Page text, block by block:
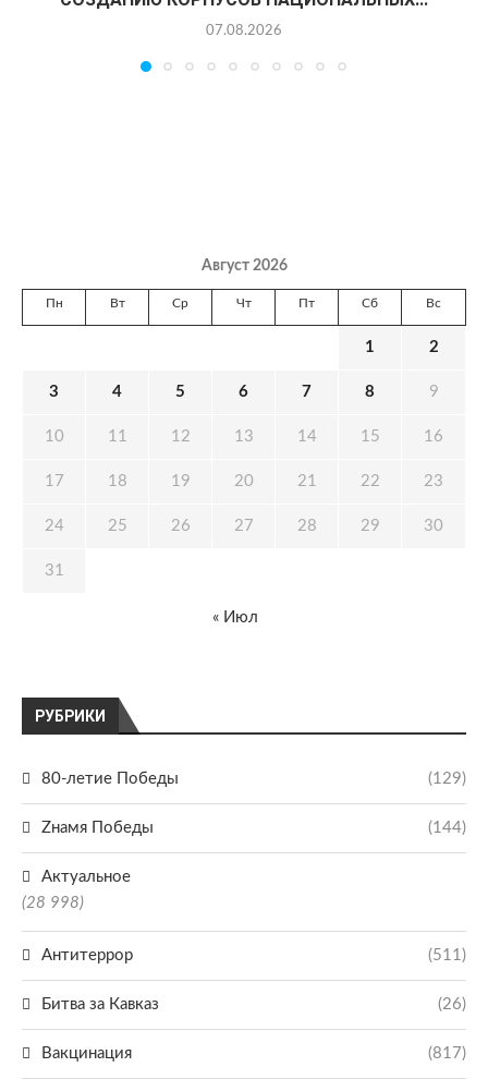
07.08.2026
РУБРИКИ
80-летие Победы (129)
Zнамя Победы (144)
Актуальное
(28 998)
Антитеррор (511)
Битва за Кавказ (26)
Вакцинация (817)
Август 2026
Пн Вт Ср Чт Пт Сб Вс
1 2
3 4 5 6 7 8 9
10 11 12 13 14 15 16
17 18 19 20 21 22 23
24 25 26 27 28 29 30
31
« Июл